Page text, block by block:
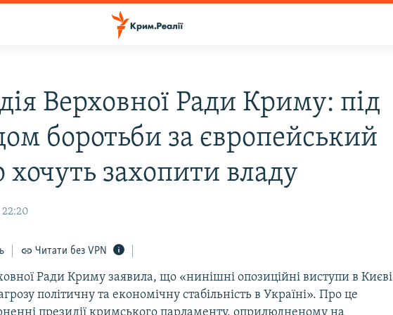
Верховної Ради Криму: під
боротьби за європейський
хочуть захопити владу
22:20
Читати без VPN
Ради Криму заявила, що «нинішні опозиційні виступи в Києві
політичну та економічну стабільність в Україні». Про це